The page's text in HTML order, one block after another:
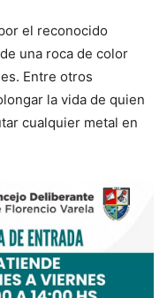
el reconocido
una roca de color
Entre otros
la vida de quien
cualquier metal en